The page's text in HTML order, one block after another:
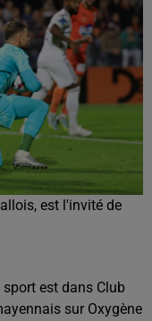
est l'invité de
est dans Club
sur Oxygène